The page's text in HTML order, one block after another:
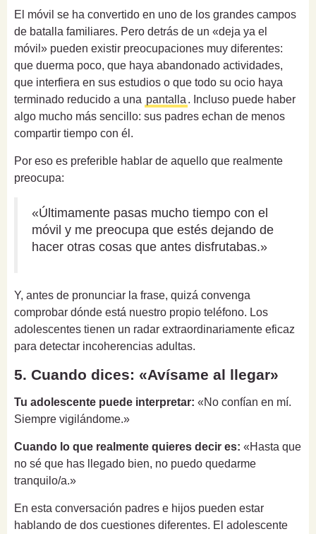
El móvil se ha convertido en uno de los grandes campos
de batalla familiares. Pero detrás de un «deja ya el
móvil» pueden existir preocupaciones muy diferentes:
que duerma poco, que haya abandonado actividades,
que interfiera en sus estudios o que todo su ocio haya
terminado reducido a una pantalla . Incluso puede haber
algo mucho más sencillo: sus padres echan de menos
compartir tiempo con él.
Por eso es preferible hablar de aquello que realmente
preocupa:
«Últimamente pasas mucho tiempo con el
móvil y me preocupa que estés dejando de
hacer otras cosas que antes disfrutabas.»
Y, antes de pronunciar la frase, quizá convenga
comprobar dónde está nuestro propio teléfono. Los
adolescentes tienen un radar extraordinariamente eficaz
para detectar incoherencias adultas.
5. Cuando dices: «Avísame al llegar»
Tu adolescente puede interpretar: «No confían en mí.
Siempre vigilándome.»
Cuando lo que realmente quieres decir es: «Hasta que
no sé que has llegado bien, no puedo quedarme
tranquilo/a.»
En esta conversación padres e hijos pueden estar
hablando de dos cuestiones diferentes. El adolescente